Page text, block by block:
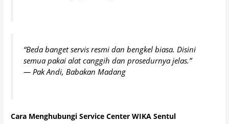
“Beda banget servis resmi dan bengkel biasa. Disini
semua pakai alat canggih dan prosedurnya jelas.”
— Pak Andi, Babakan Madang
Cara Menghubungi Service Center WIKA Sentul